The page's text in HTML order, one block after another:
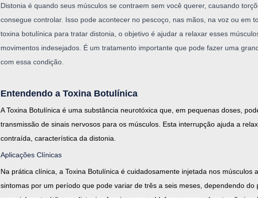
Distonia é quando seus músculos se contraem sem você querer, causando
consegue controlar. Isso pode acontecer no pescoço, nas mãos, na voz ou em
toxina botulínica para tratar distonia, o objetivo é ajudar a relaxar esses
movimentos indesejados. É um tratamento importante que pode fazer uma
com essa condição.
Entendendo a Toxina Botulínica
A Toxina Botulínica é uma substância neurotóxica que, em pequenas doses,
transmissão de sinais nervosos para os músculos. Esta interrupção ajuda a
contraída, característica da distonia.
Aplicações Clínicas
Na prática clínica, a Toxina Botulínica é cuidadosamente injetada nos músculos
sintomas por um período que pode variar de três a seis meses, dependendo do